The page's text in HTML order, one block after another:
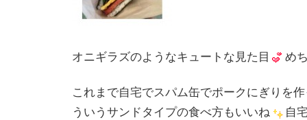
オニギラズのようなキュートな見た目 め
これまで自宅でスパム缶でポークにぎりを
ういうサンドタイプの食べ方もいいね
自